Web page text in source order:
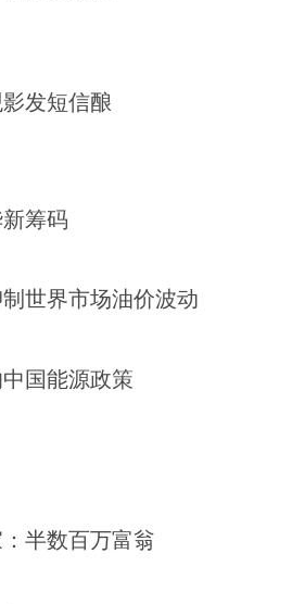
发短信酿
筹码
世界市场油价波动
国能源政策
半数百万富翁